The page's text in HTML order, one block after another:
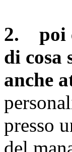
2. poi
di cosa
anche
presso
del